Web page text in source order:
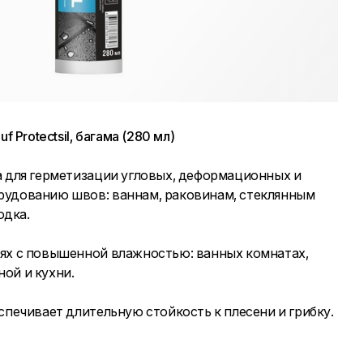
Protectsil, багама (280 мл)
герметизации угловых, деформационных и
швов: ваннам, раковинам, стеклянным
с повышенной влажностью: ванных комнатах,
и кухни.
длительную стойкость к плесени и грибку.